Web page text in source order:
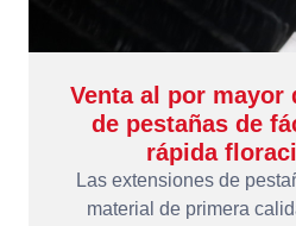
Venta al por mayor
de pestañas de
rápida
Las extensiones de
material de primera